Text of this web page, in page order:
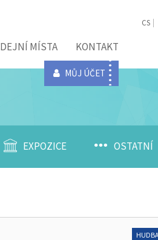
MÍSTA KONTAKT
MŮJ ÚČET
CS
EXPOZICE OSTATNÍ